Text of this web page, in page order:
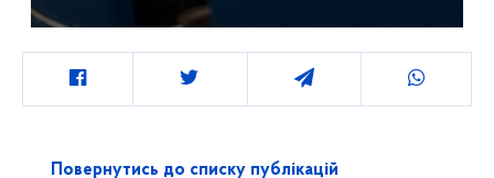
Повернутись до списку публікацій